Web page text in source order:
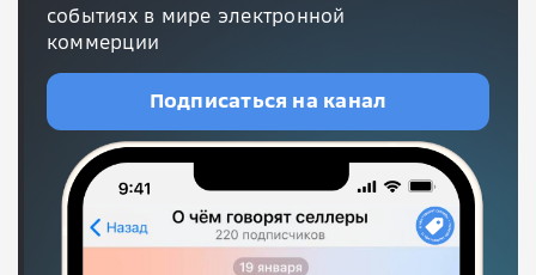
событиях в мире электронной
коммерции
Подписаться на канал